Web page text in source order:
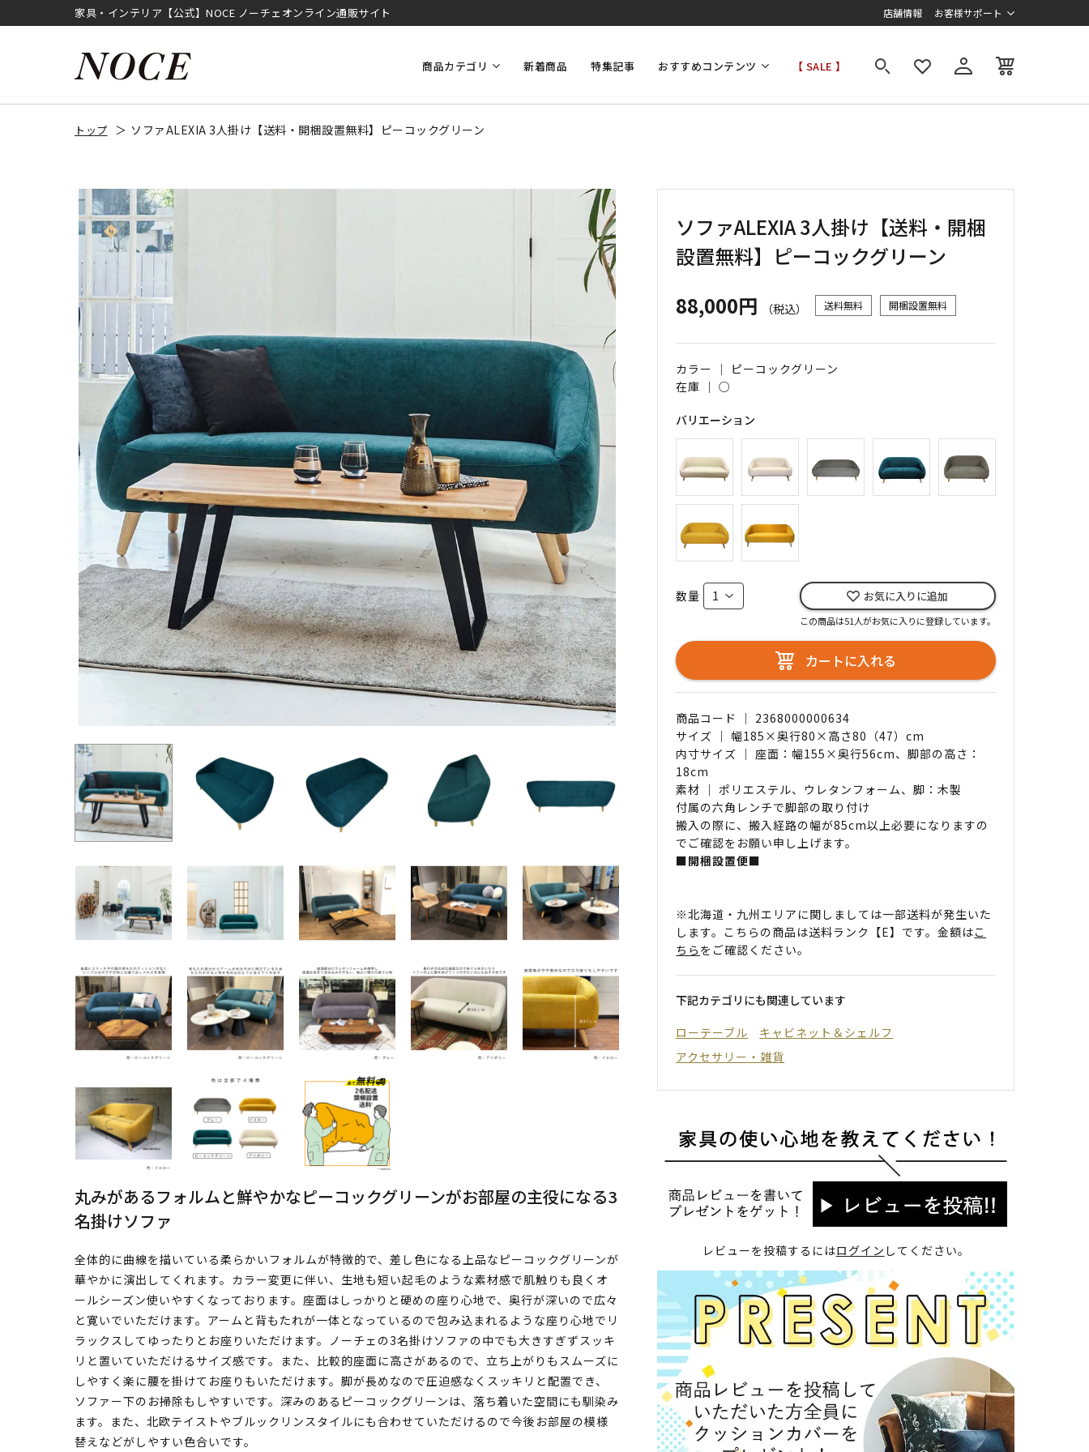
家具・インテリア【公式】NOCE ノーチェオンライン通販サイト 店舗情報 お客様サポート
商品カテゴリ 新着商品 特集記事 おすすめコンテンツ 【 SALE 】
トップ ソファALEXIA 3人掛け【送料・開梱設置無料】ピーコックグリーン
丸みがあるフォルムと鮮やかなピーコックグリーンがお部屋の主役になる3
名掛けソファ
全体的に曲線を描いている柔らかいフォルムが特徴的で、差し色になる上品なピーコックグリーンが
華やかに演出してくれます。カラー変更に伴い、生地も短い起毛のような素材感で肌触りも良くオ
ールシーズン使いやすくなっております。座面はしっかりと硬めの座り心地で、奥行が深いので広々
と寛いでいただけます。アームと背もたれが一体となっているので包み込まれるような座り心地でリ
ラックスしてゆったりとお座りいただけます。ノーチェの3名掛けソファの中でも大きすぎずスッキ
リと置いていただけるサイズ感です。また、比較的座面に高さがあるので、立ち上がりもスムーズに
しやすく楽に腰を掛けてお座りもいただけます。脚が長めなので圧迫感なくスッキリと配置でき、
ソファー下のお掃除もしやすいです。深みのあるピーコックグリーンは、落ち着いた空間にも馴染み
ます。また、北欧テイストやブルックリンスタイルにも合わせていただけるので今後お部屋の模様
替えなどがしやすい色合いです。
ソファALEXIA 3人掛け【送料・開梱
設置無料】ピーコックグリーン
88,000円
（税込） 送料無料 開梱設置無料
カラー ｜ ピーコックグリーン
在庫 ｜○
バリエーション
数量 お気に入りに追加
この商品は51人がお気に入りに登録しています。
カートに入れる
商品コード ｜ 2368000000634
サイズ ｜ 幅185×奥行80×高さ80（47）cm
内寸サイズ ｜ 座面：幅155×奥行56cm、脚部の高さ：
18cm
素材 ｜ ポリエステル、ウレタンフォーム、脚：木製
付属の六角レンチで脚部の取り付け
搬入の際に、搬入経路の幅が85cm以上必要になりますの
でご確認をお願い申し上げます。
■開梱設置便■
※北海道・九州エリアに関しましては一部送料が発生いた
します。こちらの商品は送料ランク【E】です。金額はこ
ちら をご確認ください。
下記カテゴリにも関連しています
ローテーブル
キャビネット＆シェルフ
アクセサリー・雑貨
レビューを投稿するにはログイン してください。